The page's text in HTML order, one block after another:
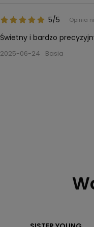
5/5 Opinia
Świetny i bardzo
2025-06-24 Basia